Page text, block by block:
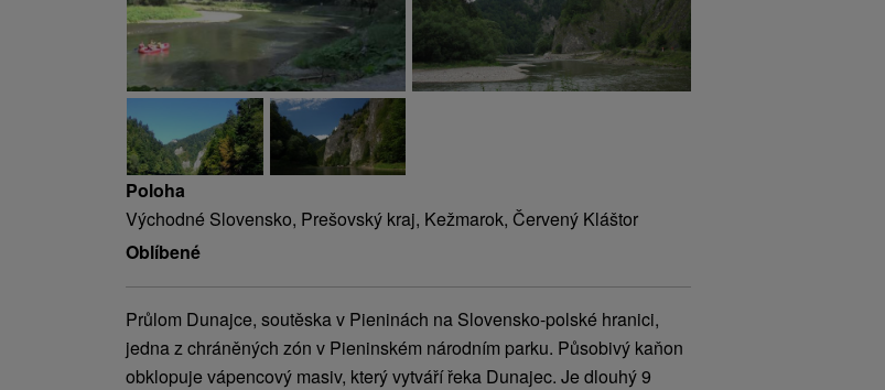
Poloha
Východné Slovensko, Prešovský kraj, Kežmarok, Červený Kláštor
Oblíbené
Průlom Dunajce, soutěska v Pieninách na Slovensko-polské hranici,
jedna z chráněných zón v Pieninském národním parku. Působivý kaňon
obklopuje vápencový masiv, který vytváří řeka Dunajec. Je dlouhý 9